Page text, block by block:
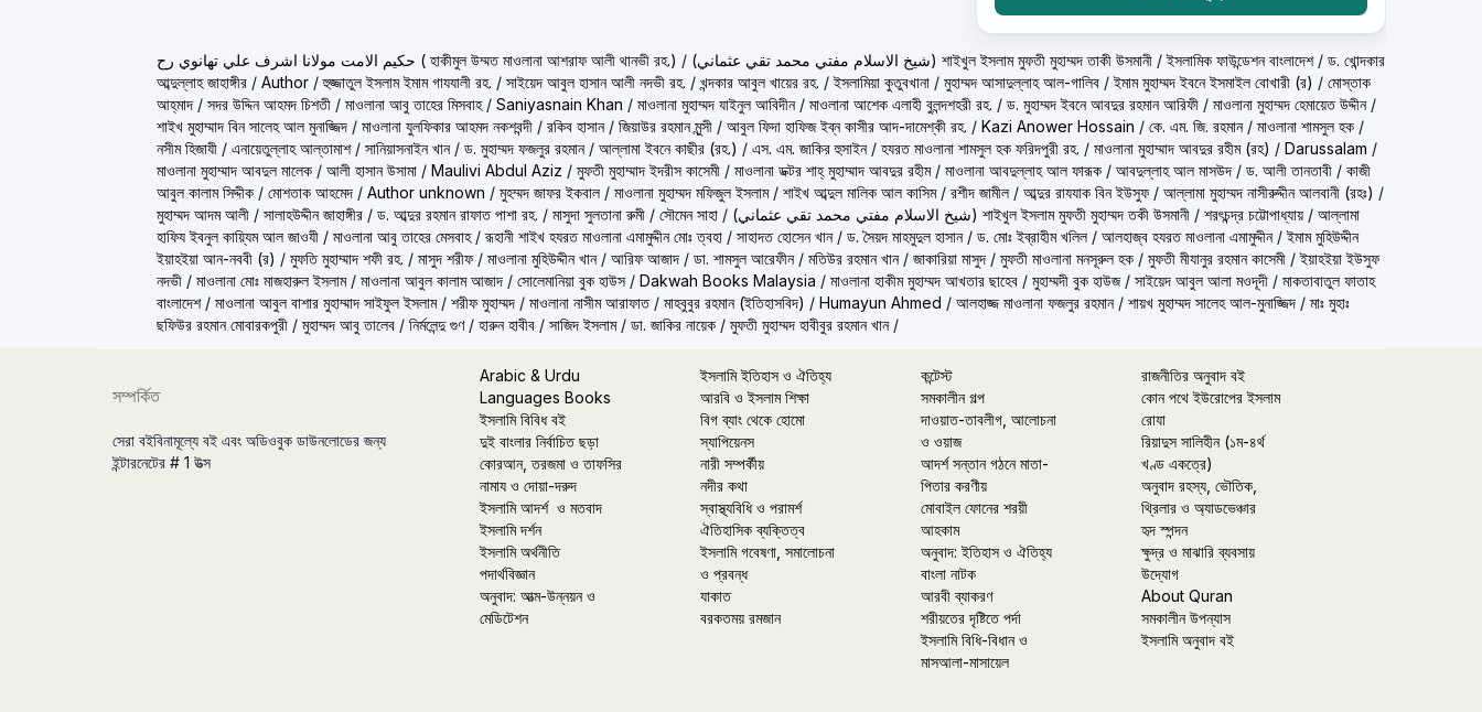
حكيم الامت مولانا اشرف علي تهانوي رح ( হাকীমুল উম্মত মাওলানা আশরাফ আলী থানভী রহ.) / (شيخ الاسلام مفتي محمد تقي عثماني) শাইখুল ইসলাম মুফতী মুহাম্মদ তাকী উসমানী /ইসলামিক ফাউন্ডেশন বাংলাদেশ/ ড. খোন্দকার
আব্দুল্লাহ জাহাঙ্গীর / Author /হুজ্জাতুল ইসলাম ইমাম গাযযালী রহ. / সাইয়েদ আবুল হাসান আলী নদভী রহ. / খন্দকার আবুল খায়ের রহ. /ইসলামিয়া কুতুবখানা / মুহাম্মদ আসাদুল্লাহ আল-গালিব /ইমাম মুহাম্মদ ইবনে ইসমাইল বোখারী (র) / মোস্তাক
আহ্‌মাদ / সদর উদ্দিন আহমদ চিশতী / মাওলানা আবু তাহের মিসবাহ/ Saniyasnain Khan / মাওলানা মুহাম্মদ যাইনুল আবিদীন/ মাওলানা আশেক এলাহী বুলন্দশহরী রহ. / ড. মুহাম্মদ ইবনে আবদুর রহমান আরিফী / মাওলানা মুহাম্মদ হেমায়েত উদ্দীন/
শাইখ মুহাম্মাদ বিন সালেহ আল মুনাজ্জিদ / মাওলানা যুলফিকার আহমদ নকশবন্দী / রকিব হাসান/ জিয়াউর রহমান মুন্সী / আবুল ফিদা হাফিজ ইব্‌ন কাসীর আদ-দামেশ্‌কী রহ. / Kazi Anower Hossain / কে. এম. জি. রহমান/ মাওলানা শামসুল হক /
নসীম হিজাযী / এনায়েতুল্লাহ আল্‌তামাশ/ সানিয়াসনাইন খান/ ড. মুহাম্মদ ফজলুর রহমান/ আল্লামা ইবনে কাছীর (রহ.) / এস. এম. জাকির হুসাইন/ হযরত মাওলানা শামসুল হক ফরিদপুরী রহ. / মাওলানা মুহাম্মাদ আবদুর রহীম (রহ) / Darussalam /
মাওলানা মুহাম্মাদ আবদুল মালেক / আলী হাসান উসামা / Maulivi Abdul Aziz / মুফতী মুহাম্মাদ ইদরীস কাসেমী / মাওলানা ডক্টর শাহ্‌ মুহাম্মাদ আবদুর রহীম/ মাওলানা আবদুল্লাহ আল ফারূক / আবদুল্লাহ আল মাসউদ / ড. আলী তানতাবী / কাজী
আবুল কালাম সিদ্দীক / মোশতাক আহমেদ / Author unknown / মুহম্মদ জাফর ইকবাল / মাওলানা মুহাম্মদ মফিজুল ইসলাম/ শাইখ আব্দুল মালিক আল কাসিম/ রশীদ জামীল / আব্দুর রাযযাক বিন ইউসুফ/ আল্লামা মুহাম্মদ নাসীরুদ্দীন আলবানী (রহঃ) /
মুহাম্মদ আদম আলী / সালাহউদ্দীন জাহাঙ্গীর / ড. আব্দুর রহমান রাফাত পাশা রহ. / মাসুদা সুলতানা রুমী / সৌমেন সাহা / (شيخ الاسلام مفتي محمد تقي عثماني) শাইখুল ইসলাম মুফতী মুহাম্মদ তকী উসমানী / শরৎচন্দ্র চট্টোপাধ্যায় / আল্লামা
হাফিয ইবনুল কায়্যিম আল জাওযী / মাওলানা আবু তাহের মেসবাহ/রূহানী শাইখ হযরত মাওলানা এমামুদ্দীন মোঃ ত্বহা / সাহাদত হোসেন খান/ ড. সৈয়দ মাহমুদুল হাসান/ ড. মোঃ ইব্রাহীম খলিল / আলহাজ্ব হযরত মাওলানা এমামুদ্দীন/ইমাম মুহিউদ্দীন
ইয়াহইয়া আন-নববী (র) / মুফতি মুহাম্মাদ শফী রহ. / মাসুদ শরীফ/ মাওলানা মুহিউদ্দীন খান/ আরিফ আজাদ / ডা. শামসুল আরেফীন/ মতিউর রহমান খান/ জাকারিয়া মাসুদ / মুফতী মাওলানা মনসূরুল হক / মুফতী মীযানুর রহমান কাসেমী /ইয়াহইয়া ইউসুফ
নদভী / মাওলানা মোঃ মাজহারুল ইসলাম/ মাওলানা আবুল কালাম আজাদ / সোলেমানিয়া বুক হাউস / Dakwah Books Malaysia / মাওলানা হাকীম মুহাম্মদ আখতার ছাহেব / মুহাম্মদী বুক হাউজ/ সাইয়েদ আবুল আলা মওদূদী / মাকতাবাতুল ফাতাহ
বাংলাদেশ/ মাওলানা আবুল বাশার মুহাম্মাদ সাইফুল ইসলাম/ শরীফ মুহাম্মদ / মাওলানা নাসীম আরাফাত/ মাহবুবুর রহমান (ইতিহাসবিদ) / Humayun Ahmed / আলহাজ্জ মাওলানা ফজলুর রহমান/ শায়খ মুহাম্মদ সালেহ আল-মুনাজ্জিদ / মাঃ মুহাঃ
ছফিউর রহমান মোবারকপুরী / মুহাম্মদ আবু তালেব / নির্মলেন্দু গুণ/ হারুন হাবীব / সাজিদ ইসলাম/ ডা. জাকির নায়েক / মুফতী মুহাম্মদ হাবীবুর রহমান খান/
সম্পর্কিত
সেরা বইবিনামূল্যে বই এবং অডিওবুক ডাউনলোডের জন্য
ইন্টারনেটের # 1 উত্স
Arabic & Urdu
Languages Books
ইসলামি বিবিধ বই
দুই বাংলার নির্বাচিত ছড়া
কোরআন, তরজমা ও তাফসির
নামায ও দোয়া-দরুদ
ইসলামি আদর্শ ও মতবাদ
ইসলামি দর্শন
ইসলামি অর্থনীতি
পদার্থবিজ্ঞান
অনুবাদ: আত্ম-উন্নয়ন ও
মেডিটেশন
ইসলামি ইতিহাস ও ঐতিহ্য
আরবি ও ইসলাম শিক্ষা
বিগ ব্যাং থেকে হোমো
স্যাপিয়েনস
নারী সম্পর্কীয়
নদীর কথা
স্বাস্থ্যবিধি ও পরামর্শ
ঐতিহাসিক ব্যক্তিত্ব
ইসলামি গবেষণা, সমালোচনা
ও প্রবন্ধ
যাকাত
বরকতময় রমজান
কন্টেস্ট
সমকালীন গল্প
দাওয়াত-তাবলীগ, আলোচনা
ও ওয়াজ
আদর্শ সন্তান গঠনে মাতা-
পিতার করণীয়
মোবাইল ফোনের শরয়ী
আহকাম
অনুবাদ: ইতিহাস ও ঐতিহ্য
বাংলা নাটক
আরবী ব্যাকরণ
শরীয়তের দৃষ্টিতে পর্দা
ইসলামি বিধি-বিধান ও
মাসআলা-মাসায়েল
রাজনীতির অনুবাদ বই
কোন পথে ইউরোপের ইসলাম
রোযা
রিয়াদুস সালিহীন (১ম-৪র্থ
খণ্ড একত্রে)
অনুবাদ রহস্য, ভৌতিক,
থ্রিলার ও অ্যাডভেঞ্চার
হৃদ স্পন্দন
ক্ষুদ্র ও মাঝারি ব্যবসায়
উদ্যোগ
About Quran
সমকালীন উপন্যাস
ইসলামি অনুবাদ বই